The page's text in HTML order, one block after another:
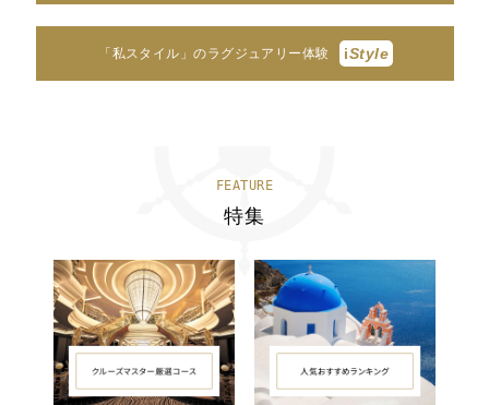
「私スタイル」のラグジュアリー体験 iStyle
FEATURE
特集